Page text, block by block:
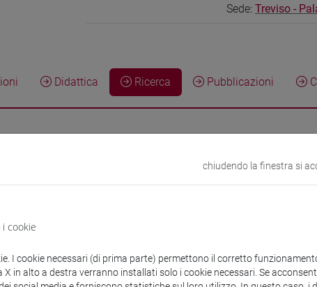
Sede: Treviso -
Didattica Ricerca Pubblicazioni
Disciplinare (SSD)
Glottologia e linguistica
chiudendo la finestra si
cookie
I cookie necessari (di prima parte) permettono il corretto
X in alto a destra verranno installati solo i cookie necessari. Se